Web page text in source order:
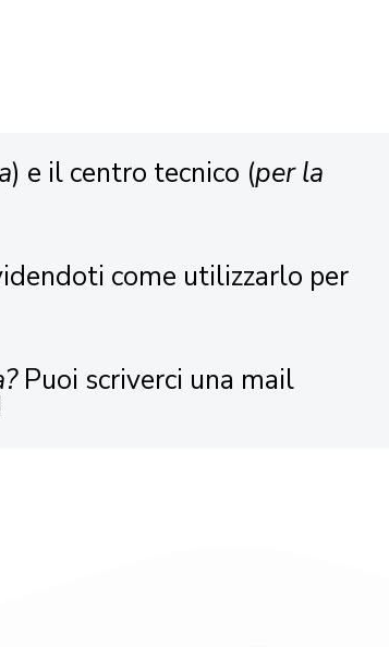
) e il centro tecnico (per la
come utilizzarlo per
Puoi scriverci una mail